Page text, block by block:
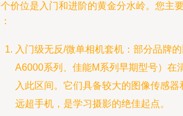
价位是入门和进阶的黄金分水岭。您主
入门级无反/微单相机套机：部分品牌
A6000系列、佳能M系列早期型号）在
入此区间。它们具备较大的图像传感
远超手机，是学习摄影的绝佳起点。